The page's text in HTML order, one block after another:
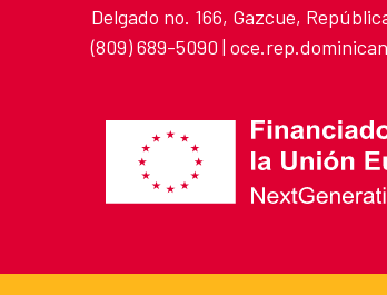
Delgado no. 166, Gazcue,
(809) 689-5090 |